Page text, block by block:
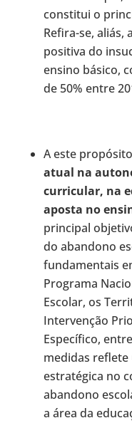
constitui o
Refira-se, aliás,
positiva do
ensino básico,
de 50% entre
A este
atual na
curricular, na
aposta no
principal
do abandono
fundamentais
Programa
Escolar, os
Intervenção
Específico,
medidas reflete
estratégica no
abandono
a área da